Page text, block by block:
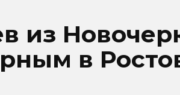
из
в